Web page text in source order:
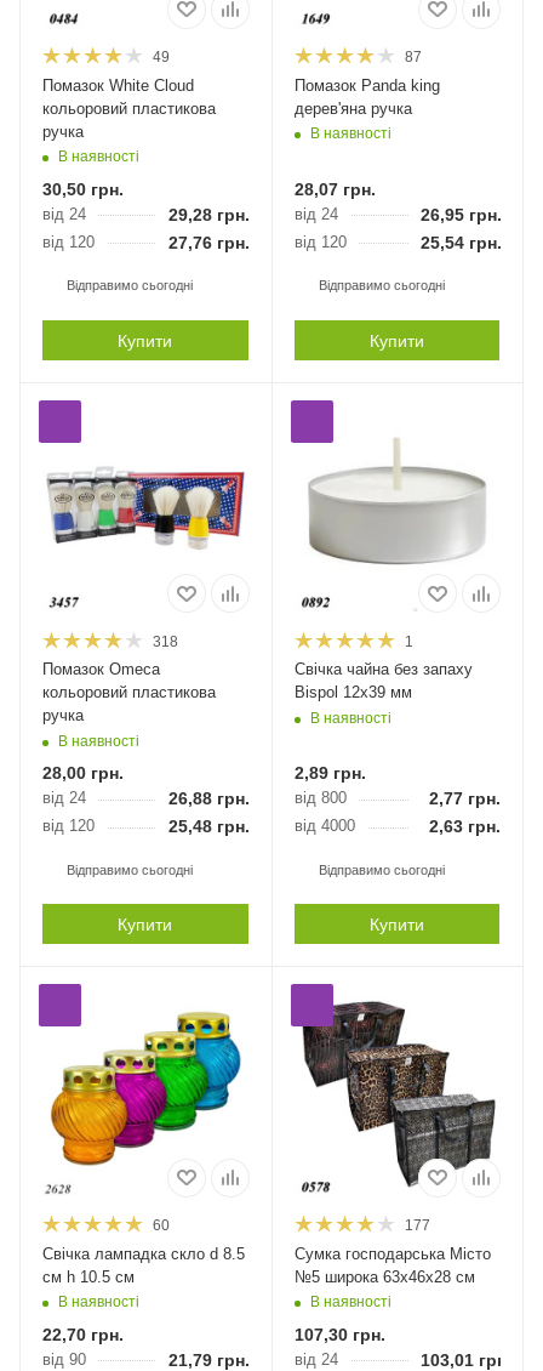
49
Помазок White Cloud
кольоровий пластикова
ручка
В наявності
30,50 грн.
від 24 29,28 грн.
від 120 27,76 грн.
Відправимо сьогодні
Купити
87
Помазок Panda king
дерев'яна ручка
В наявності
28,07грн.
від 24 26,95грн.
від 120 25,54грн.
Відправимо сьогодні
Купити
318
Помазок Оmeca
кольоровий пластикова
ручка
В наявності
28,00 грн.
від 24 26,88 грн.
від 120 25,48 грн.
Відправимо сьогодні
Купити
1
Свічка чайна без запаху
Bispol 12х39 мм
В наявності
2,89грн.
від 800 2,77 грн.
від 4000 2,63 грн.
Відправимо сьогодні
Купити
60
Свічка лампадка скло d 8.5
см h 10.5 см
В наявності
22,70 грн.
від 90 21,79 грн.
177
Сумка господарська Місто
№5 широка 63х46х28 см
В наявності
107,30грн.
від 24 103,01грн.